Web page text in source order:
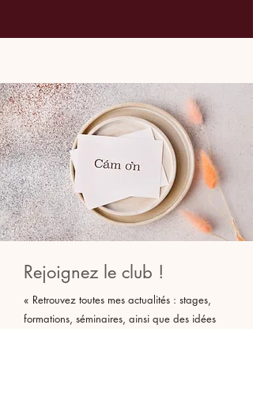
Rejoignez le club !
« Retrouvez toutes mes actualités : stages,
formations, séminaires, ainsi que des idées